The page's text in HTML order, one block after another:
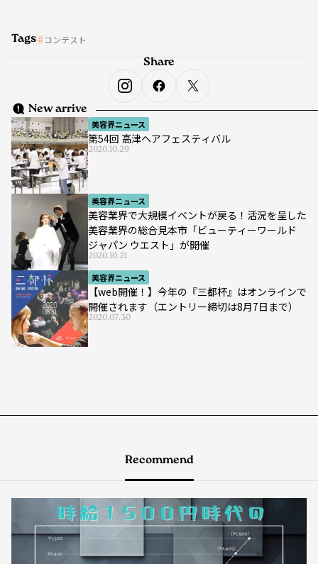
Tags コンテスト
New arrive
美容界ニュース
第54回 高津ヘアフェスティバル
2020.10.29
美容界ニュース
美容業界で大規模イベントが戻る！活況を呈した
美容業界の総合見本市「ビューティーワールド
ジャパン ウエスト」が開催
2020.10.21
美容界ニュース
【web開催！】今年の『三都杯』はオンラインで
開催されます（エントリー締切は8月7日まで）
2020.07.30
Share
Recommend